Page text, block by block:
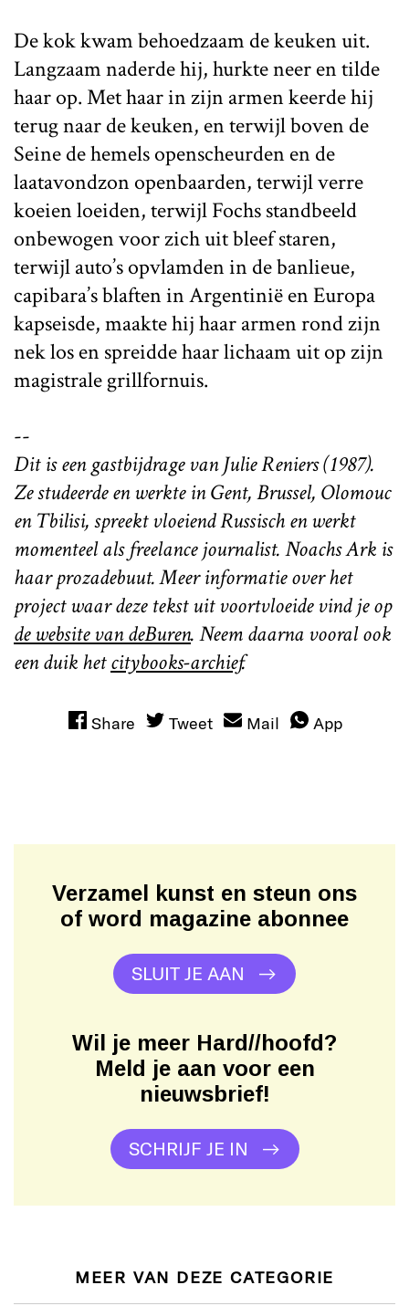
De kok kwam behoedzaam de keuken uit.
Langzaam naderde hij, hurkte neer en tilde
haar op. Met haar in zijn armen keerde hij
terug naar de keuken, en terwijl boven de
Seine de hemels openscheurden en de
laatavondzon openbaarden, terwijl verre
koeien loeiden, terwijl Fochs standbeeld
onbewogen voor zich uit bleef staren,
terwijl auto’s opvlamden in de banlieue,
capibara’s blaften in Argentinië en Europa
kapseisde, maakte hij haar armen rond zijn
nek los en spreidde haar lichaam uit op zijn
magistrale grillfornuis.
--
Dit is een gastbijdrage van Julie Reniers (1987).
Ze studeerde en werkte in Gent, Brussel, Olomouc
en Tbilisi, spreekt vloeiend Russisch en werkt
momenteel als freelance journalist. Noachs Ark is
haar prozadebuut. Meer informatie over het
project waar deze tekst uit voortvloeide vind je op
de website van deBuren. Neem daarna vooral ook
een duik hetcitybooks-archief.
Share Tweet Mail App
Verzamel kunst en steun ons
of word magazine abonnee
SLUIT JE AAN
Wil je meer Hard//hoofd?
Meld je aan voor een
nieuwsbrief!
SCHRIJF JE IN
MEER VAN DEZE CATEGORIE